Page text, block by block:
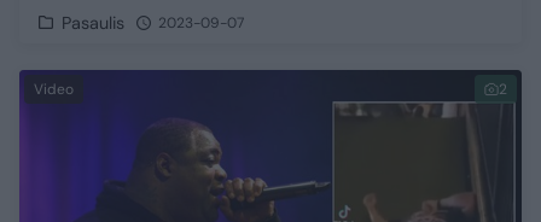
Pasaulis 2023-09-07
Video 2